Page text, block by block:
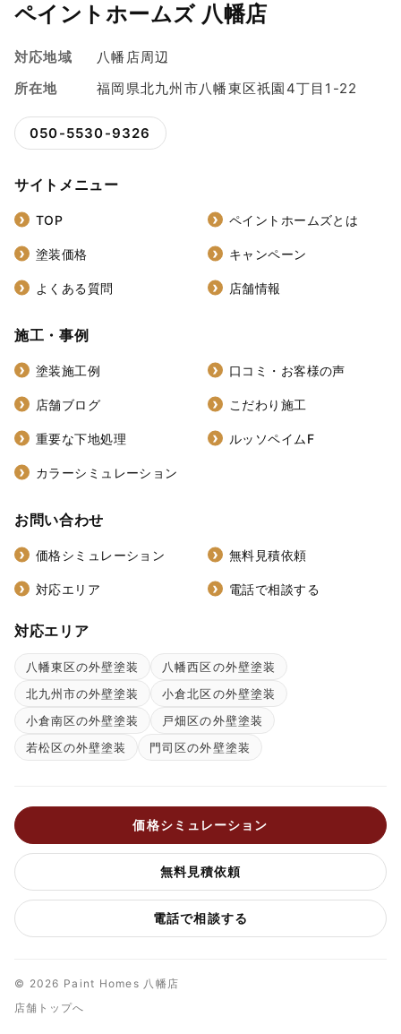
ペイントホームズ 八幡店
対応地域
八幡店周辺
所在地
福岡県北九州市八幡東区祇園4丁目1-22
050-5530-9326
サイトメニュー
TOP ペイントホームズとは
塗装価格 キャンペーン
よくある質問 店舗情報
施工・事例
塗装施工例 口コミ・お客様の声
店舗ブログ こだわり施工
重要な下地処理 ルッソペイムF
カラーシミュレーション
お問い合わせ
価格シミュレーション 無料見積依頼
対応エリア 電話で相談する
対応エリア
八幡東区の外壁塗装
八幡西区の外壁塗装
北九州市の外壁塗装
小倉北区の外壁塗装
小倉南区の外壁塗装
戸畑区の外壁塗装
若松区の外壁塗装
門司区の外壁塗装
価格シミュレーション
無料見積依頼
電話で相談する
© 2026 Paint Homes 八幡店
店舗トップへ